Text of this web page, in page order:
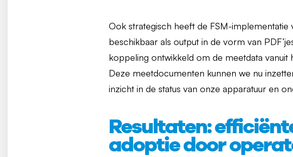
Ook strategisch heeft de FSM-
beschikbaar als output in de vorm van
koppeling ontwikkeld om de meetdata
Deze meetdocumenten kunnen we nu
inzicht in de status van onze apparatuur en
Resultaten:
adoptie door